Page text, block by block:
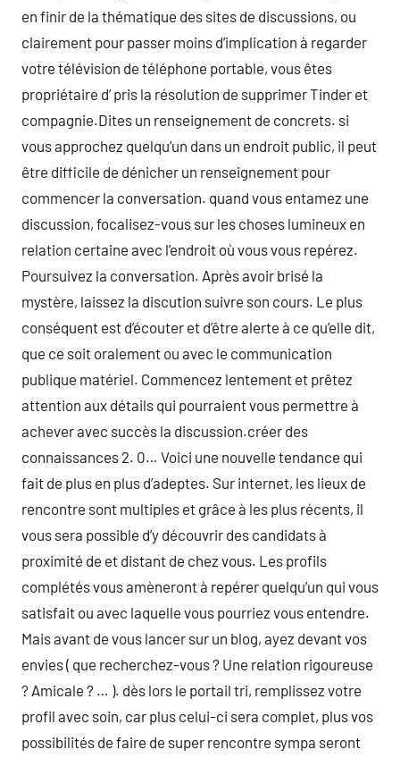
en finir de la thématique des sites de discussions, ou
clairement pour passer moins d’implication à regarder
votre télévision de téléphone portable, vous êtes
propriétaire d’ pris la résolution de supprimer Tinder et
compagnie.Dites un renseignement de concrets. si
vous approchez quelqu’un dans un endroit public, il peut
être difficile de dénicher un renseignement pour
commencer la conversation. quand vous entamez une
discussion, focalisez-vous sur les choses lumineux en
relation certaine avec l’endroit où vous vous repérez.
Poursuivez la conversation. Après avoir brisé la
mystère, laissez la discution suivre son cours. Le plus
conséquent est d’écouter et d’être alerte à ce qu’elle dit,
que ce soit oralement ou avec le communication
publique matériel. Commencez lentement et prêtez
attention aux détails qui pourraient vous permettre à
achever avec succès la discussion.créer des
connaissances 2. 0… Voici une nouvelle tendance qui
fait de plus en plus d’adeptes. Sur internet, les lieux de
rencontre sont multiples et grâce à les plus récents, il
vous sera possible d’y découvrir des candidats à
proximité de et distant de chez vous. Les profils
complétés vous amèneront à repérer quelqu’un qui vous
satisfait ou avec laquelle vous pourriez vous entendre.
Mais avant de vous lancer sur un blog, ayez devant vos
envies ( que recherchez-vous ? Une relation rigoureuse
? Amicale ? … ). dès lors le portail tri, remplissez votre
profil avec soin, car plus celui-ci sera complet, plus vos
possibilités de faire de super rencontre sympa seront